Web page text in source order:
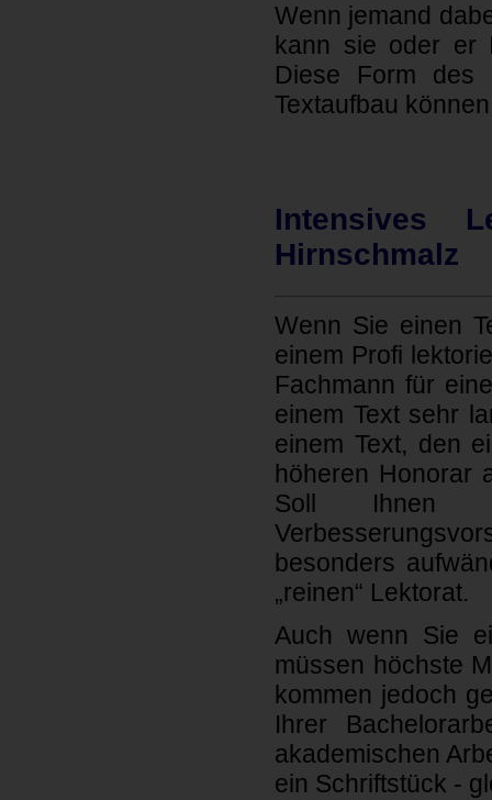
Wenn jemand
kann sie oder er
Diese Form des
Textaufbau
Intensives
Hirnschmalz
Wenn Sie einen
einem Profi
Fachmann für
einem Text sehr
einem Text, den
höheren Honorar
Soll Ihnen
besonders
„reinen“ Lektorat.
Auch wenn Sie
müssen höchste
kommen jedoch
Ihrer
akademischen
ein Schriftstück -